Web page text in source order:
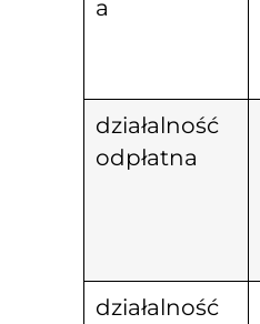
a
działalność
odpłatna
działalność